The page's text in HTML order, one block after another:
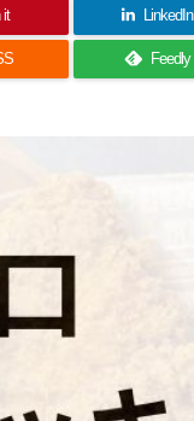
it LinkedIn
Feedly